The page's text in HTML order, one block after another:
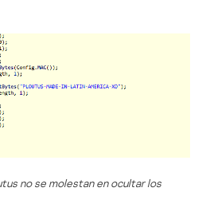
no se molestan en ocultar los